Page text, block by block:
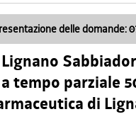
delle domande:
a tempo parziale
di